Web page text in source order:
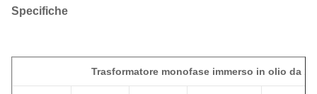
Specifiche
Trasformatore monofase immerso in olio da